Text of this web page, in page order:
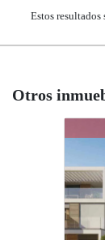
Estos
Otros